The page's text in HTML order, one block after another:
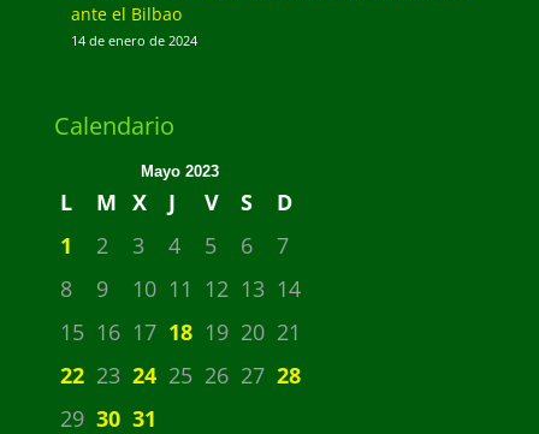
ante el Bilbao
14 de enero de 2024
Calendario
Mayo 2023
L M X J V S
D
1
2 3 4 5 6
7
8
9 10 11 12 13 14
15 16 17 18 19 20 21
22 23 24 25 26 27 28
29 30 31